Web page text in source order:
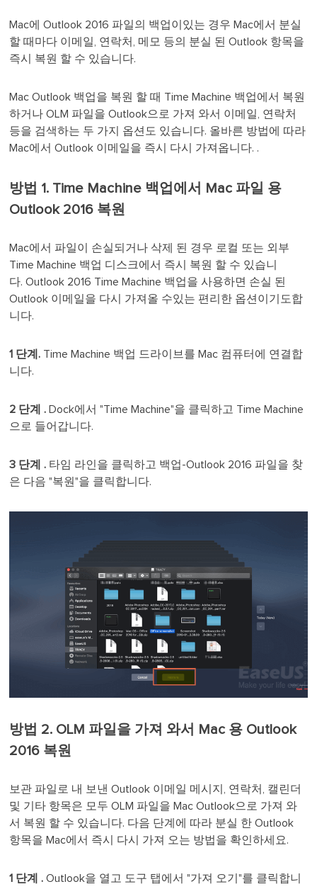
Mac에 Outlook 2016 파일의 백업이있는 경우 Mac에서 분실
할 때마다 이메일, 연락처, 메모 등의 분실 된 Outlook 항목을
즉시 복원 할 수 있습니다.
Mac Outlook 백업을 복원 할 때 Time Machine 백업에서 복원
하거나 OLM 파일을 Outlook으로 가져 와서 이메일, 연락처
등을 검색하는 두 가지 옵션도 있습니다. 올바른 방법에 따라
Mac에서 Outlook 이메일을 즉시 다시 가져옵니다. .
방법 1. Time Machine 백업에서 Mac 파일 용
Outlook 2016 복원
Mac에서 파일이 손실되거나 삭제 된 경우 로컬 또는 외부
Time Machine 백업 디스크에서 즉시 복원 할 수 있습니
다. Outlook 2016 Time Machine 백업을 사용하면 손실 된
Outlook 이메일을 다시 가져올 수있는 편리한 옵션이기도합
니다.
1 단계. Time Machine 백업 드라이브를 Mac 컴퓨터에 연결합
니다.
2 단계 . Dock에서 "Time Machine"을 클릭하고 Time Machine
으로 들어갑니다.
3 단계 . 타임 라인을 클릭하고 백업-Outlook 2016 파일을 찾
은 다음 "복원"을 클릭합니다.
방법 2. OLM 파일을 가져 와서 Mac 용 Outlook
2016 복원
보관 파일로 내 보낸 Outlook 이메일 메시지, 연락처, 캘린더
및 기타 항목은 모두 OLM 파일을 Mac Outlook으로 가져 와
서 복원 할 수 있습니다. 다음 단계에 따라 분실 한 Outlook
항목을 Mac에서 즉시 다시 가져 오는 방법을 확인하세요.
1 단계 .Outlook을 열고 도구 탭에서 "가져 오기"를 클릭합니